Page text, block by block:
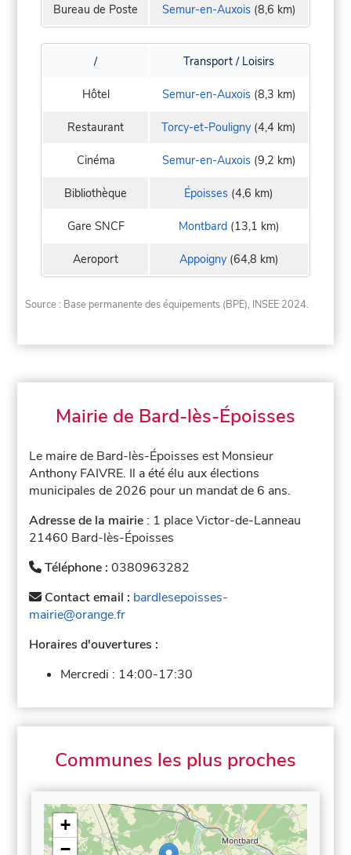
Bureau de Poste Semur-en-Auxois(8,6 km)
/ Transport / Loisirs
Hôtel Semur-en-Auxois(8,3 km)
Restaurant Torcy-et-Pouligny (4,4 km)
Cinéma Semur-en-Auxois(9,2 km)
Bibliothèque Époisses (4,6 km)
Gare SNCF Montbard(13,1 km)
Aeroport Appoigny(64,8 km)
Source : Base permanente des équipements (BPE), INSEE 2024.
Mairie de Bard-lès-Époisses
Le maire de Bard-lès-Époisses est Monsieur
Anthony FAIVRE. Il a été élu aux élections
municipales de 2026 pour un mandat de 6 ans.
Adresse de la mairie : 1 place Victor-de-Lanneau
21460 Bard-lès-Époisses
Téléphone :0380963282
Contact email : bardlesepoisses-
mairie@orange.fr
Horaires d'ouvertures :
Mercredi : 14:00-17:30
Communes les plus proches
+
−